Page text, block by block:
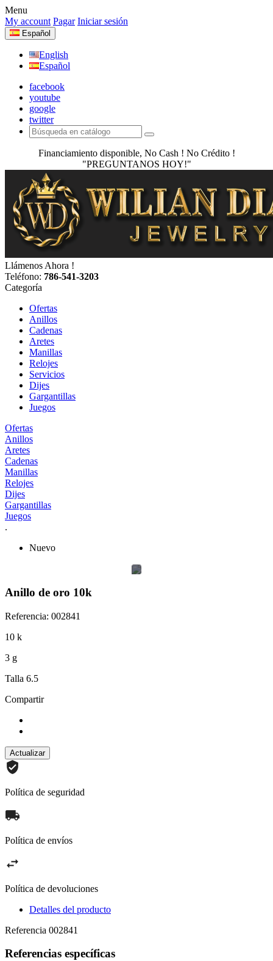
Menu
My account Pagar Iniciar sesión
Español
English
Español
facebook
youtube
google
twitter
Financiamiento disponible, No Cash ! No Crédito !
"PREGUNTANOS HOY!"
Llámenos Ahora !
Teléfono: 786-541-3203
Categoría
Ofertas
Anillos
Cadenas
Aretes
Manillas
Relojes
Servicios
Dijes
Gargantillas
Juegos
Ofertas
Anillos
Aretes
Cadenas
Manillas
Relojes
Dijes
Gargantillas
Juegos
.
Nuevo
Anillo de oro 10k
Referencia: 002841
10 k
3 g
Talla 6.5
Compartir
Política de seguridad
Política de envíos
Política de devoluciones
Detalles del producto
Referencia 002841
Referencias específicas